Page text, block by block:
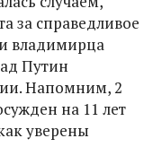
за справедливое
владимирца
Путин
Напомним, 2
на 11 лет
уверены